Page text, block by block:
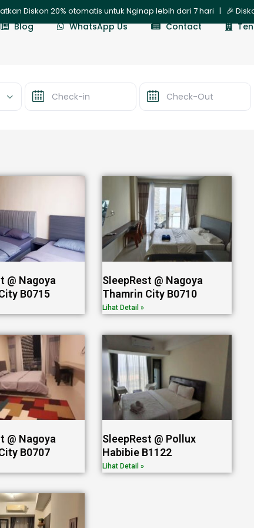
untuk Nginap lebih dari 7 hari | 🎉 Diskon New Member
Blog WhatsApp Us Contact
@ Nagoya
B0715
SleepRest @ Nagoya
Thamrin City B0710
Lihat Detail »
@ Nagoya
B0707
SleepRest @ Pollux
Habibie B1122
Lihat Detail »